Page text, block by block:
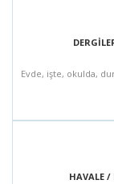
Evde, işte, okulda,
HAVALE /